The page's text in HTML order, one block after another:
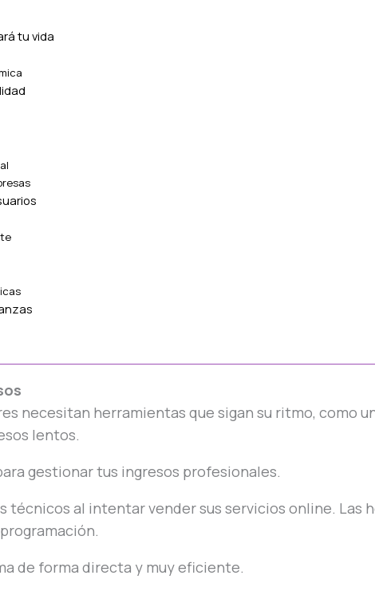
tu vida
necesitan herramientas que sigan su ritmo, como
lentos.
gestionar tus ingresos profesionales.
técnicos al intentar vender sus servicios online. Las
de forma directa y muy eficiente.